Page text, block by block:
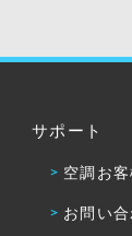
サポート
空調お
お問い合